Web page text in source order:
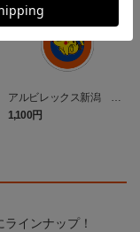
アルビレックス新潟 ピ
カチュウ キーホルダー
1,100円
インナップ！